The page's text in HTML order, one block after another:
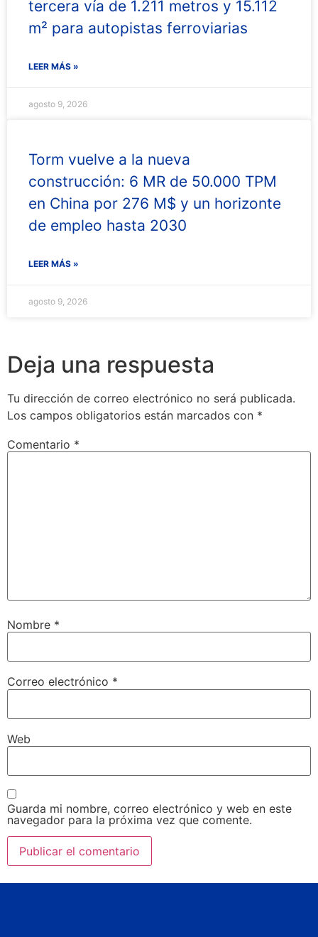
tercera vía de 1.211 metros y 15.112
m² para autopistas ferroviarias
LEER MÁS »
agosto 9, 2026
Torm vuelve a la nueva
construcción: 6 MR de 50.000 TPM
en China por 276 M$ y un horizonte
de empleo hasta 2030
LEER MÁS »
agosto 9, 2026
Deja una respuesta
Tu dirección de correo electrónico no será publicada.
Los campos obligatorios están marcados con *
Comentario *
Nombre *
Correo electrónico *
Web
Guarda mi nombre, correo electrónico y web en este
navegador para la próxima vez que comente.